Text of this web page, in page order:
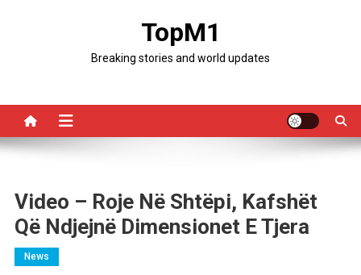
TopM1
Breaking stories and world updates
Video – Roje Në Shtëpi, Kafshët
Që Ndjejnë Dimensionet E Tjera
News